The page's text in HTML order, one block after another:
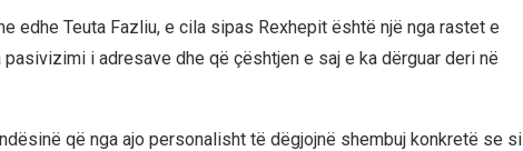
edhe Teuta Fazliu, e cila sipas Rexhepit është një nga rastet e
i adresave dhe që çështjen e saj e ka dërguar deri në
që nga ajo personalisht të dëgjojnë shembuj konkretë se si